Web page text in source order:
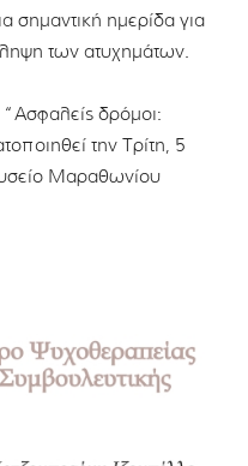
σημαντική ημερίδα για
των ατυχημάτων.
δρόμοι:
την Τρίτη, 5
Μαραθωνίου